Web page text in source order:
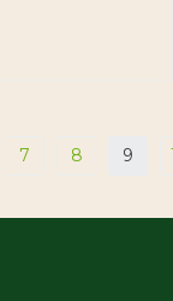
7 8 9